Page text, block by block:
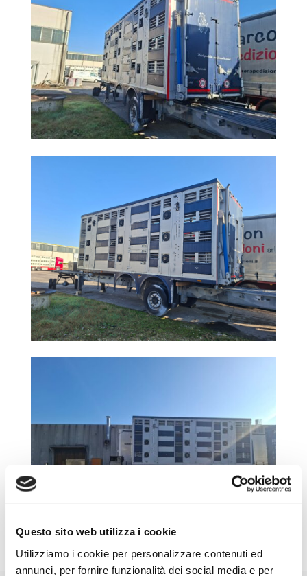
Questo sito web utilizza i cookie
Utilizziamo i cookie per personalizzare contenuti ed
annunci, per fornire funzionalità dei social media e per